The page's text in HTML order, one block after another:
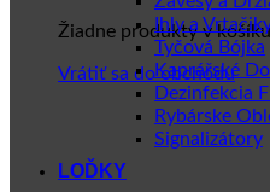
Žiadne produkty v
Vrátiť sa do obchodu
Ihly a
Tyčová Bójka
Kaprářské
Dezinfekcia
Rybárske
Signalizátory
LOĎKY